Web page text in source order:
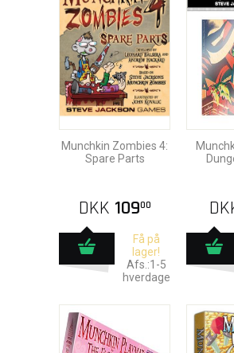
Munchkin Zombies 4:
Spare Parts
DKK 10900
Få på
lager!
Afs.:1-5
hverdage